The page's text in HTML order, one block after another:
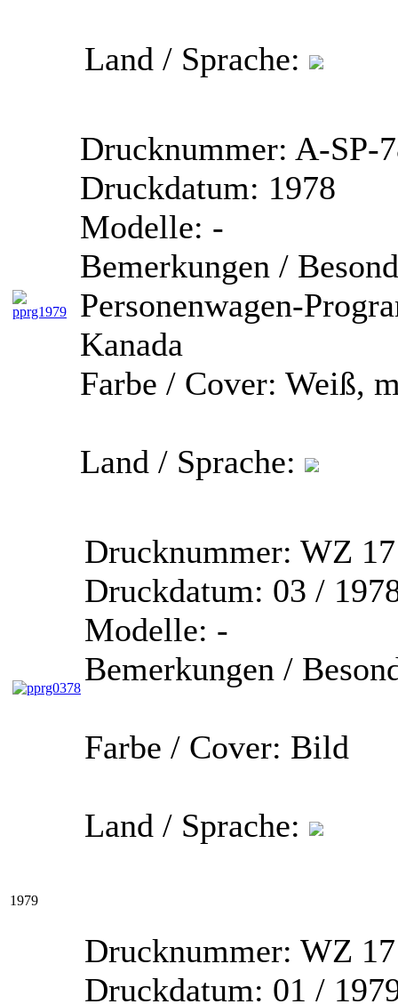
Land / Sprache:
Drucknummer: A-SP-
Druckdatum: 1978
Modelle: -
Bemerkungen /
Personenwagen-
Kanada
Farbe / Cover: Weiß,
Land / Sprache:
Drucknummer: WZ
Druckdatum: 03 /
Modelle: -
Bemerkungen /
Farbe / Cover: Bild
Land / Sprache:
1979
Drucknummer: WZ
Druckdatum: 01 /